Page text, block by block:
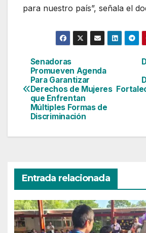
para nuestro país”, señala el
Navegación
de
entradas
Senadoras
Promueven Agenda
Para Garantizar
Derechos de Mujeres
que Enfrentan
Múltiples Formas de
Discriminación
Entrada relacionada